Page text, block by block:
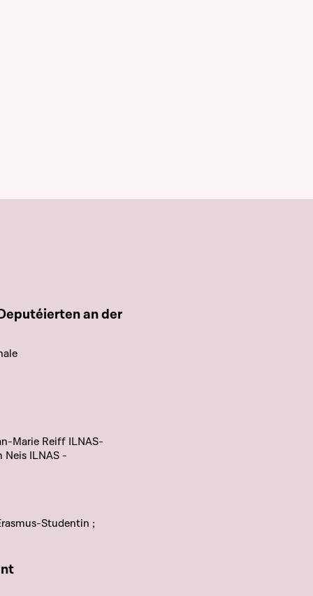
Marie Reiff ILNAS-
Neis ILNAS -
Studentin ;